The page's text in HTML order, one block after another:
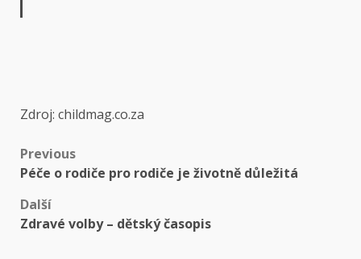
Zdroj: childmag.co.za
Previous
Péče o rodiče pro rodiče je životně důležitá
Další
Zdravé volby – dětský časopis